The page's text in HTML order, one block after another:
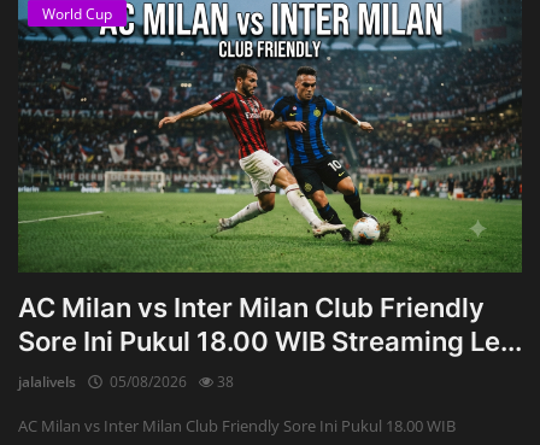
World Cup
AC Milan vs Inter Milan Club Friendly
Sore Ini Pukul 18.00 WIB Streaming Le...
jalalivels 05/08/2026 38
AC Milan vs Inter Milan Club Friendly Sore Ini Pukul 18.00 WIB